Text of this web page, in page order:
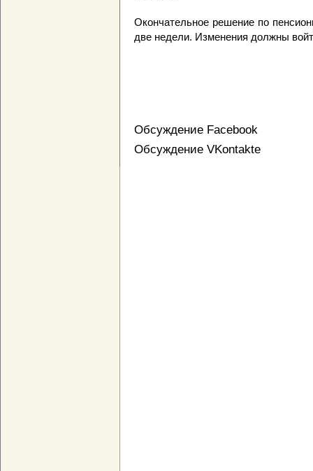
Окончательное решение по
две недели. Изменения должны
Обсуждение Facebook
Обсуждение VKontakte